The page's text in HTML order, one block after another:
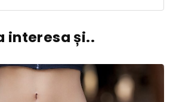
interesa și..